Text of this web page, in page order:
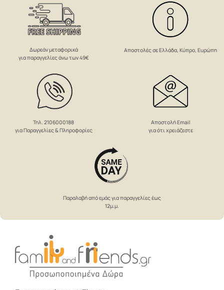
Δωρεάν μεταφορικά
για παραγγελίες άνω των 49€
Αποστολές σε Ελλάδα, Κύπρο, Ευρώπη
Τηλ. 2106000188
για Παραγγελίες & Πληροφορίες
Αποστολή Email
για ότι χρειάζεστε
Παραλαβή από εμάς για παραγγελίες έως
12μ.μ.